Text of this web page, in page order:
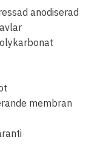
anodiserad
membran